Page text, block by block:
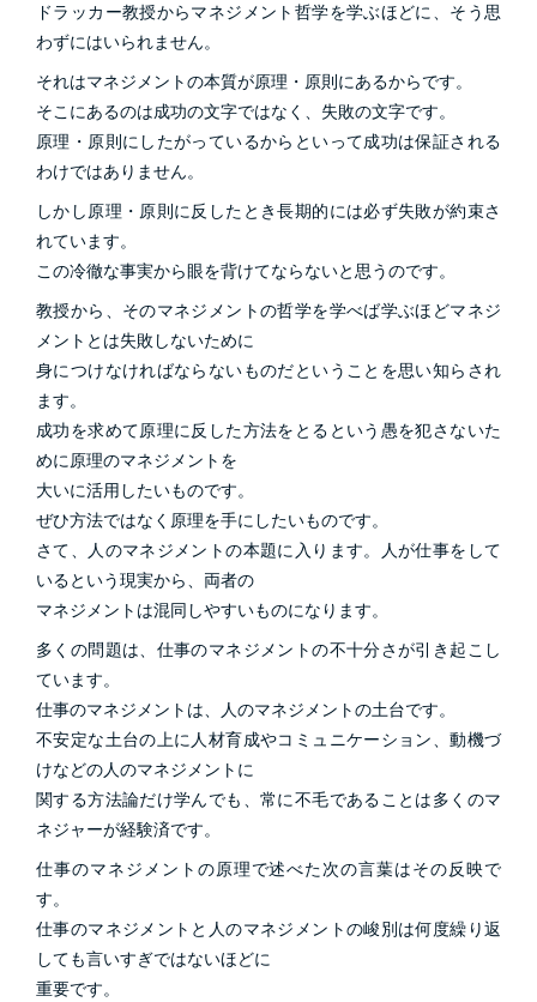
ドラッカー教授からマネジメント哲学を学ぶほどに、そう思
わずにはいられません。
それはマネジメントの本質が原理・原則にあるからです。
そこにあるのは成功の文字ではなく、失敗の文字です。
原理・原則にしたがっているからといって成功は保証される
わけではありません。
しかし原理・原則に反したとき長期的には必ず失敗が約束さ
れています。
この冷徹な事実から眼を背けてならないと思うのです。
教授から、そのマネジメントの哲学を学べば学ぶほどマネジ
メントとは失敗しないために
身につけなければならないものだということを思い知らされ
ます。
成功を求めて原理に反した方法をとるという愚を犯さないた
めに原理のマネジメントを
大いに活用したいものです。
ぜひ方法ではなく原理を手にしたいものです。
さて、人のマネジメントの本題に入ります。人が仕事をして
いるという現実から、両者の
マネジメントは混同しやすいものになります。
多くの問題は、仕事のマネジメントの不十分さが引き起こし
ています。
仕事のマネジメントは、人のマネジメントの土台です。
不安定な土台の上に人材育成やコミュニケーション、動機づ
けなどの人のマネジメントに
関する方法論だけ学んでも、常に不毛であることは多くのマ
ネジャーが経験済です。
仕事のマネジメントの原理で述べた次の言葉はその反映で
す。
仕事のマネジメントと人のマネジメントの峻別は何度繰り返
しても言いすぎではないほどに
重要です。